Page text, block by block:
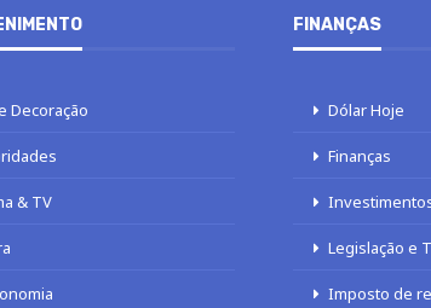
Decoração
& TV
FINANÇAS
Dólar Hoje
Finanças
Legislação e
Imposto de